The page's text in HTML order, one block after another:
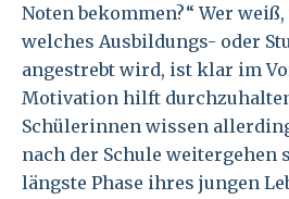
Noten bekommen?“ Wer
welches Ausbildungs- oder
angestrebt wird, ist klar im
Motivation hilft
Schülerinnen wissen
nach der Schule weitergehen
längste Phase ihres jungen